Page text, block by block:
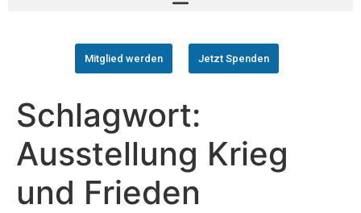
Mitglied werden Jetzt Spenden
Schlagwort:
Ausstellung Krieg
und Frieden